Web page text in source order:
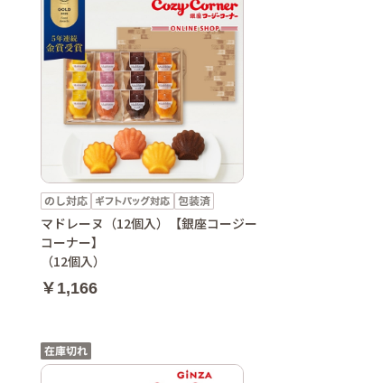
マドレーヌ（12個入）【銀座コージー
コーナー】
（12個入）
￥1,166